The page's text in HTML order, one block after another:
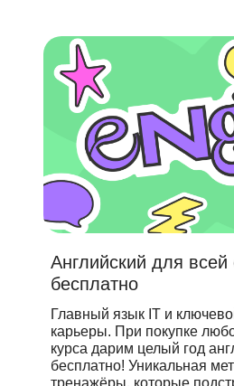
Английский для всей
бесплатно
Главный язык IT и
карьеры. При покупке
курса дарим целый год
бесплатно! Уникальная
тренажёры, которые